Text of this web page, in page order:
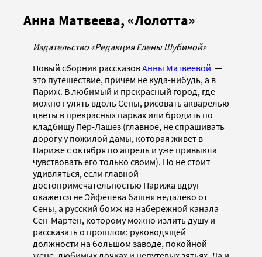
Анна Матвеева, «Лолотта»
Издательство «Редакция Елены Шубиной»
Новый сборник рассказовАнны Матвеевой —
это путешествие, причем не куда-нибудь, а в
Париж. В любимый и прекрасный город, где
можно гулять вдоль Сены, рисовать акварелью
цветы в прекрасных парках или бродить по
кладбищу Пер-Лашез (главное, не спрашивать
дорогу у пожилой дамы, которая живет в
Париже с октября по апрель и уже привыкла
чувствовать его только своим). Но не стоит
удивляться, если главной
достопримечательностью Парижа вдруг
окажется не Эйфелева башня недалеко от
Сены, а русский бомж на набережной канала
Сен-Мартен, которому можно излить душу и
рассказать о прошлом: руководящей
должности на большом заводе, покойной